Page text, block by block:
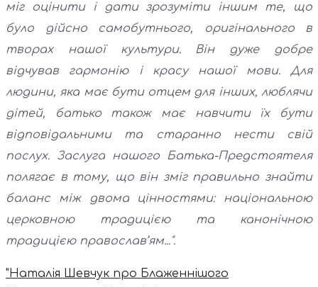
міг оцінити і дати зрозуміти іншим те, що
було дійсно самобутнього, оригінального в
творах нашої культури. Він дуже добре
відчував гармонію і красу нашої мови. Для
людини, яка має бути отцем для інших, люблячи
дітей, батько також має навчити їх бути
відповідальними та старанно нести свій
послух. Заслуга нашого Батька-Предстоятеля
полягає в тому, що він зміг правильно знайти
баланс між двома цінностями: національною
церковною традицією та канонічною
традицією православ’ям...".
"Наталія Шевчук про Блаженнішого